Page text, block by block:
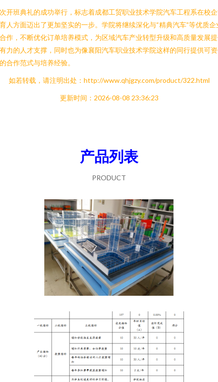
开班典礼的成功举行，标志着成都工贸职业技术学院汽车工程系在校
人方面迈出了更加坚实的一步。学院将继续深化与“精典汽车”等优质企
作，不断优化订单培养模式，为区域汽车产业转型升级和高质量发展
力的人才支撑，同时也为像襄阳汽车职业技术学院这样的同行提供可
合作范式与培养经验。
如若转载，请注明出处：http://www.qhjgzy.com/product/322.html
更新时间：2026-08-08 23:36:23
产品列表
PRODUCT